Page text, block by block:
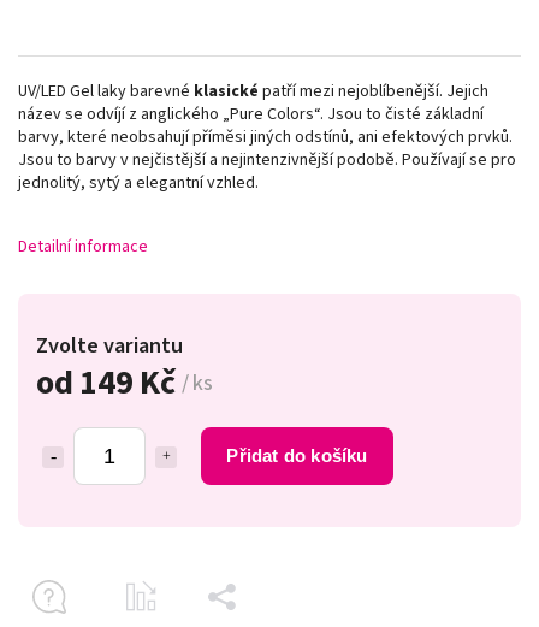
od 149 Kč / ks
Přidat do košíku
Zvolte variantu
UV/LED Gel laky barevné klasické patří mezi nejoblíbenější. Jejich
název se odvíjí z anglického „Pure Colors“. Jsou to čisté základní
barvy, které neobsahují příměsi jiných odstínů, ani efektových prvků.
Jsou to barvy v nejčistější a nejintenzivnější podobě. Používají se pro
jednolitý, sytý a elegantní vzhled.
Detailní informace